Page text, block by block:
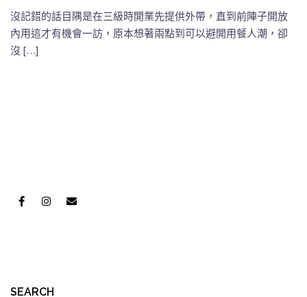
沒記錯的話目隅是在三級時開業先提供外帶，直到前陣子開放
內用這才有機會一訪，原本想著兩點到可以避開用餐人潮，卻
沒 […]
SEARCH